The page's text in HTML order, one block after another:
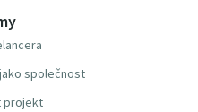
společnost
projekt